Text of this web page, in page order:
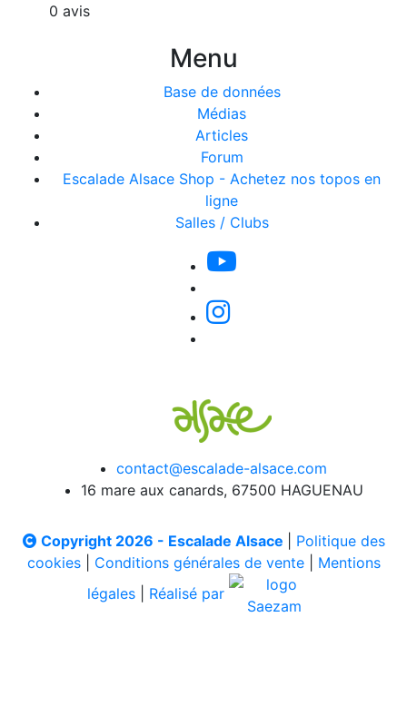
0 avis
Menu
Base de données
Médias
Articles
Forum
Escalade Alsace Shop - Achetez nos topos en
ligne
Salles / Clubs
contact@escalade-alsace.com
16 mare aux canards, 67500 HAGUENAU
Copyright 2026 - Escalade Alsace
Politique des
cookies| Conditions générales de vente| Mentions
légales
Réalisé par